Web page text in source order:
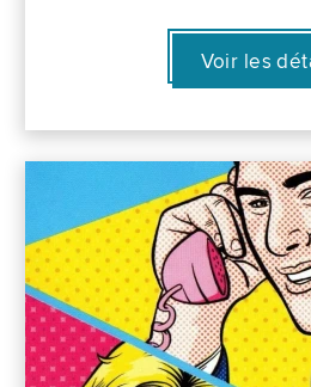
Voir les